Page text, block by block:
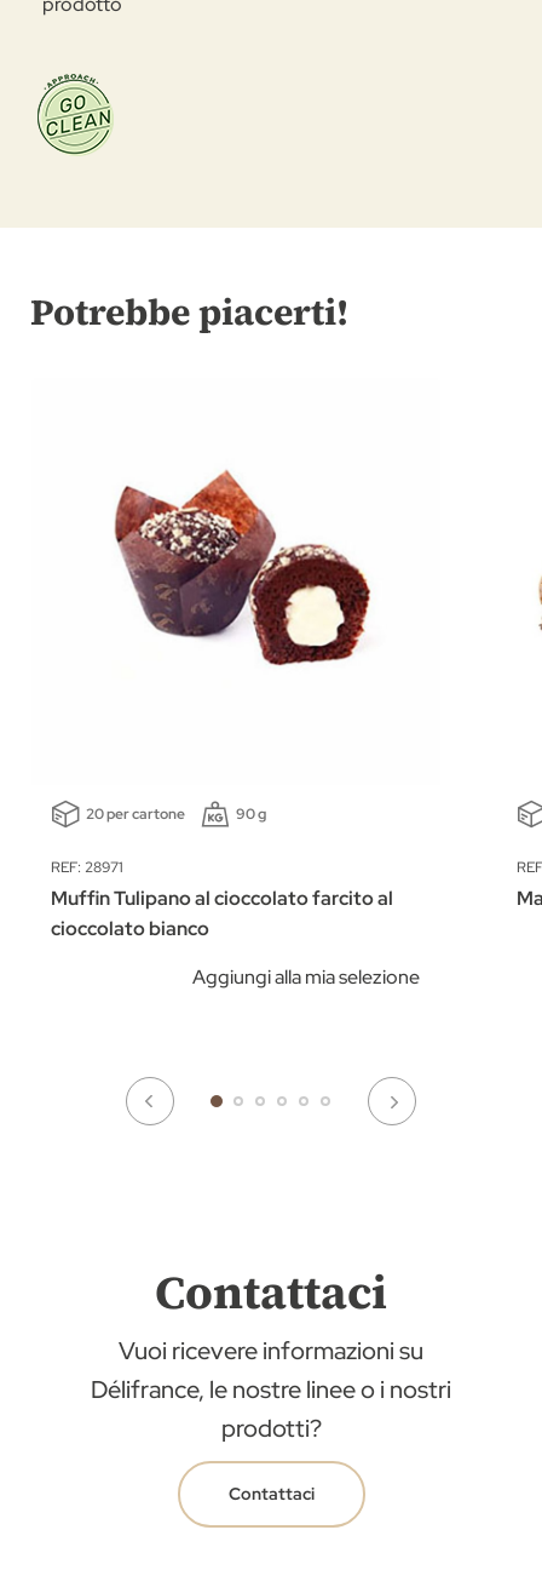
Potrebbe piacerti!
20 per cartone 90 g
REF: 28971
Muffin Tulipano al cioccolato farcito al
cioccolato bianco
Aggiungi alla mia selezione
Contattaci
Vuoi ricevere informazioni su
Délifrance, le nostre linee o i nostri
prodotti?
Contattaci